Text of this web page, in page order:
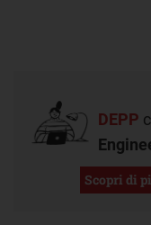
DEPP
Scopri di